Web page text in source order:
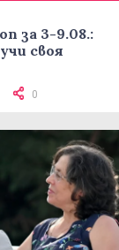
за 3-9.08.:
своя
0